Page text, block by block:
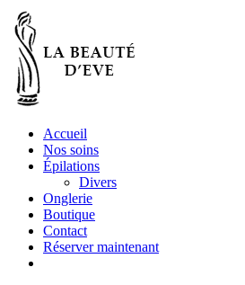
Accueil
Nos soins
Épilations
Divers
Onglerie
Boutique
Contact
Réserver maintenant